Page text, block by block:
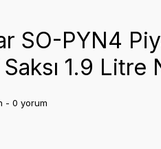
SO-PYN4
1.9 Litre
- 0 yorum